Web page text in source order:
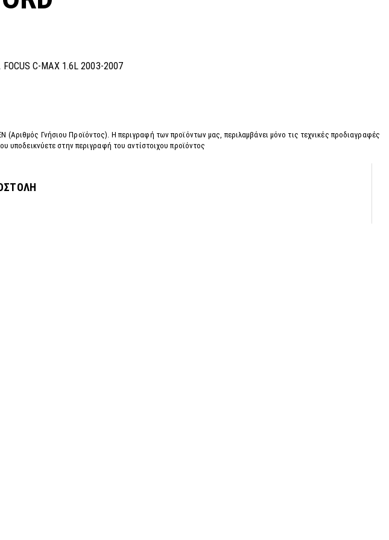
FOCUS C-MAX 1.6L 2003-2007
Γνήσιου Προϊόντος). Η περιγραφή των προϊόντων μας, περιλαμβάνει μόνο τις τεχνικές προδιαγραφές
υποδεικνύετε στην περιγραφή του αντίστοιχου προϊόντος